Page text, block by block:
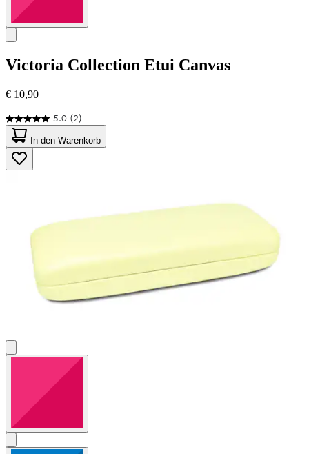
Victoria Collection Etui Canvas
€ 10,90
5.0 (2)
5.0
von
5
Sternen.
2
In den Warenkorb